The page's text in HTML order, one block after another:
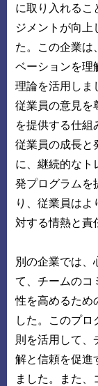
に取り入れるこ
ジメントが向上
た。この企業は
ベーションを理
理論を活用しま
従業員の意見を
を提供する仕組
従業員の成長と
に、継続的なト
発プログラムを
り、従業員はよ
対する情熱と責
別の企業では、
て、チームのコ
性を高めるため
した。このプ
則を活用して、
解と信頼を促進
ました。また、